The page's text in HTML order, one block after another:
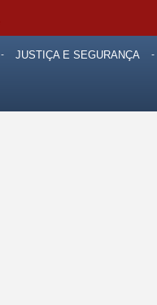
JUSTIÇA E SEGURANÇA